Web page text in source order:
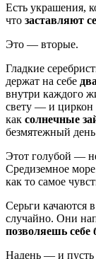
Есть украшения,
что заставляют
Это — вторые.
Гладкие
держат на себе
внутри каждого
свету — и циркон
как солнечные
безмятежный день
Этот голубой —
Средиземное
как то самое
Серьги качаются
случайно. Они
позволяешь себе
Надень — и пусть